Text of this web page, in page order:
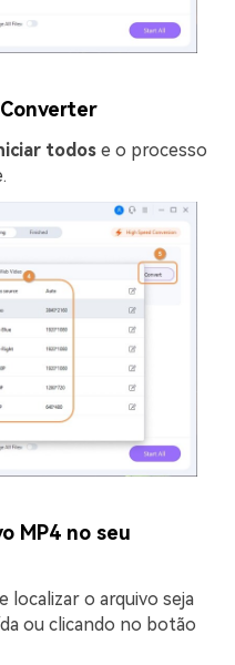
todos e o processo
MP4 no seu
localizar o arquivo seja
ou clicando no botão